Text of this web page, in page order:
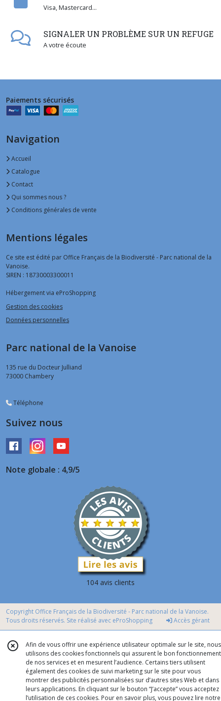
Visa, Mastercard...
SIGNALER UN PROBLÈME SUR UN REFUGE
A votre écoute
Paiements sécurisés
Navigation
Accueil
Catalogue
Contact
Qui sommes nous ?
Conditions générales de vente
Mentions légales
Ce site est édité par Office Français de la Biodiversité - Parc national de la
Vanoise.
SIREN : 18730003300011
Hébergement via eProShopping
Gestion des cookies
Données personnelles
Parc national de la Vanoise
135 rue du Docteur Julliand
73000 Chambery
Téléphone
Suivez nous
Note globale : 4,9/5
104 avis clients
Copyright Office Français de la Biodiversité - Parc national de la Vanoise.
Tous droits réservés. Site réalisé avec eProShopping Accès gérant
Afin de vous offrir une expérience utilisateur optimale sur le site, nous
utilisons des cookies fonctionnels qui assurent le bon fonctionnement
de nos services et en mesurent l’audience. Certains tiers utilisent
également des cookies de suivi marketing sur le site pour vous
montrer des publicités personnalisées sur d’autres sites Web et dans
leurs applications. En cliquant sur le bouton “J’accepte” vous acceptez
l’utilisation de ces cookies. Pour en savoir plus, vous pouvez lire notre